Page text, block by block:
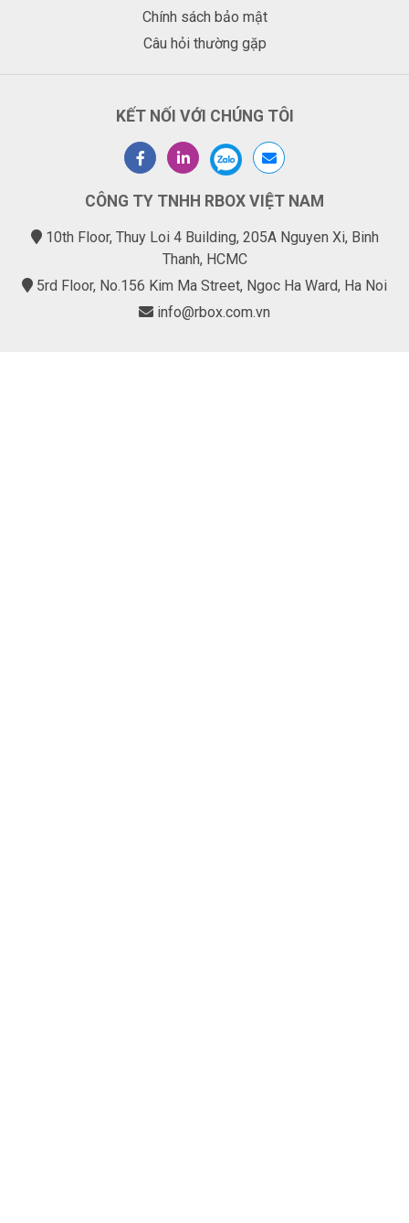
Chính sách bảo mật
Câu hỏi thường gặp
KẾT NỐI VỚI CHÚNG TÔI
CÔNG TY TNHH RBOX VIỆT NAM
10th Floor, Thuy Loi 4 Building, 205A Nguyen Xi, Binh
Thanh, HCMC
5rd Floor, No.156 Kim Ma Street, Ngoc Ha Ward, Ha Noi
info@rbox.com.vn